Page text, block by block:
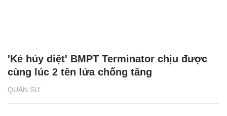
QUÂN SỰ
'Kẻ hủy diệt' BMPT Terminator chịu được
cùng lúc 2 tên lửa chống tăng